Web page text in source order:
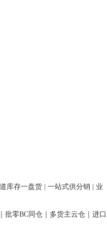
库存一盘货 | 一站式供分销 | 业
批零BC同仓｜多货主云仓｜进口